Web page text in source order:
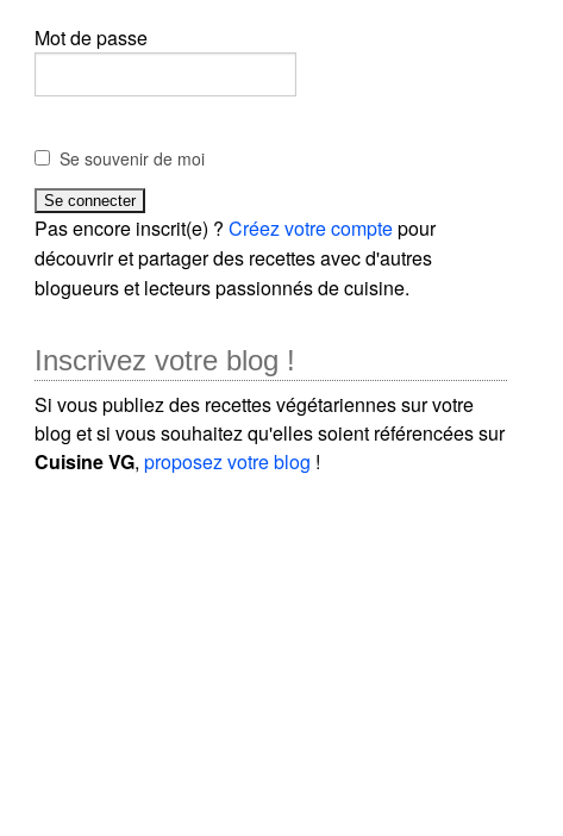
Mot de passe
Se souvenir de moi
Pas encore inscrit(e) ?Créez votre comptepour
découvrir et partager des recettes avec d'autres
blogueurs et lecteurs passionnés de cuisine.
Inscrivez votre blog !
Si vous publiez des recettes végétariennes sur votre
blog et si vous souhaitez qu'elles soient référencées sur
Cuisine VG,proposez votre blog !